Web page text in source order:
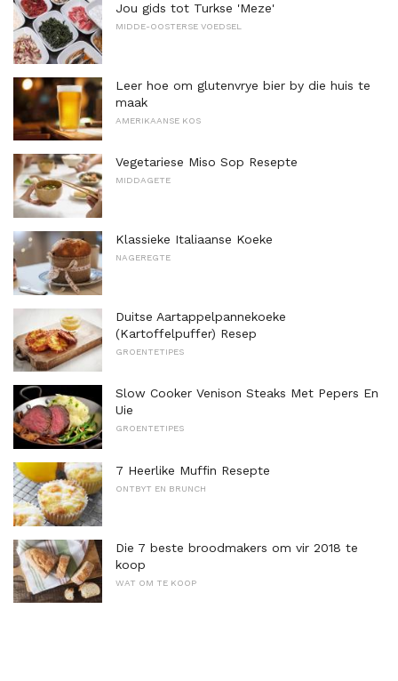
Jou gids tot Turkse 'Meze'
MIDDE-OOSTERSE VOEDSEL
Leer hoe om glutenvrye bier by die huis te
maak
AMERIKAANSE KOS
Vegetariese Miso Sop Resepte
MIDDAGETE
Klassieke Italiaanse Koeke
NAGEREGTE
Duitse Aartappelpannekoeke
(Kartoffelpuffer) Resep
GROENTETIPES
Slow Cooker Venison Steaks Met Pepers En
Uie
GROENTETIPES
7 Heerlike Muffin Resepte
ONTBYT EN BRUNCH
Die 7 beste broodmakers om vir 2018 te
koop
WAT OM TE KOOP